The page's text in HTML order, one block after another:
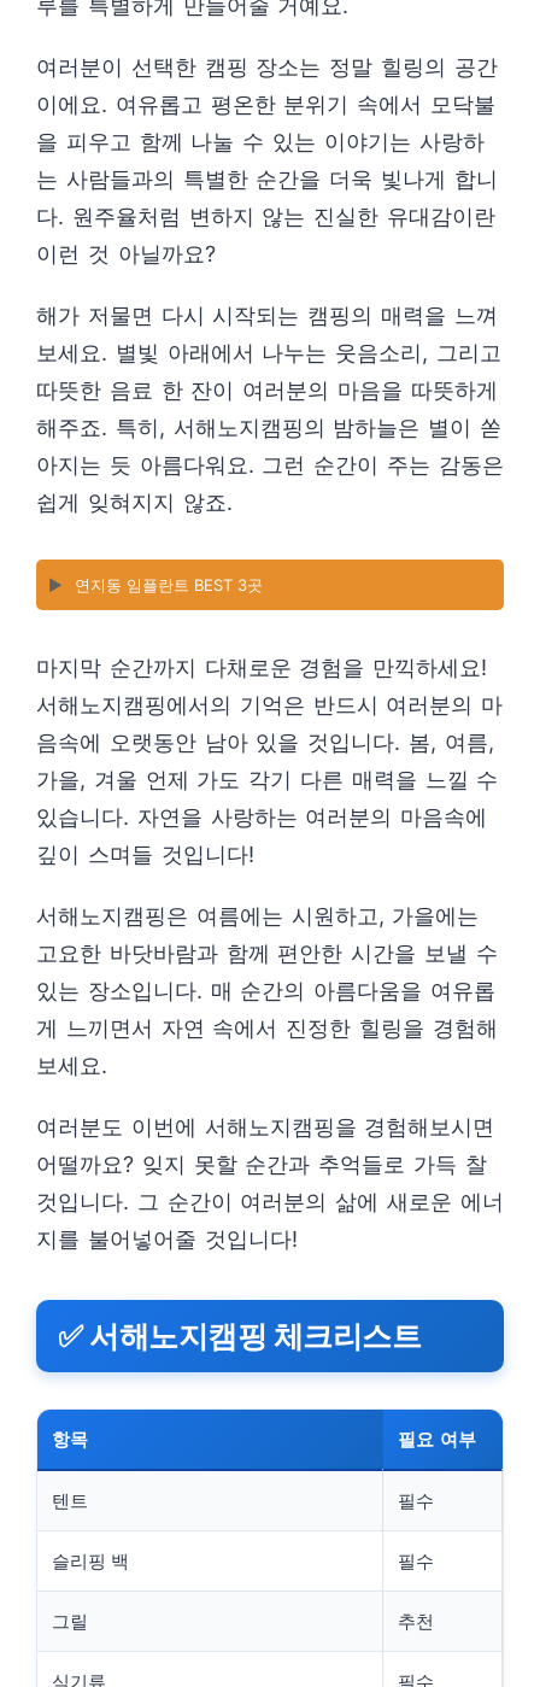
루를 특별하게 만들어줄 거예요.
여러분이 선택한 캠핑 장소는 정말 힐링의 공간
이에요. 여유롭고 평온한 분위기 속에서 모닥불
을 피우고 함께 나눌 수 있는 이야기는 사랑하
는 사람들과의 특별한 순간을 더욱 빛나게 합니
다. 원주율처럼 변하지 않는 진실한 유대감이란
이런 것 아닐까요?
해가 저물면 다시 시작되는 캠핑의 매력을 느껴
보세요. 별빛 아래에서 나누는 웃음소리, 그리고
따뜻한 음료 한 잔이 여러분의 마음을 따뜻하게
해주죠. 특히, 서해노지캠핑의 밤하늘은 별이 쏟
아지는 듯 아름다워요. 그런 순간이 주는 감동은
쉽게 잊혀지지 않죠.
▶️ 연지동 임플란트 BEST 3곳
마지막 순간까지 다채로운 경험을 만끽하세요!
서해노지캠핑에서의 기억은 반드시 여러분의 마
음속에 오랫동안 남아 있을 것입니다. 봄, 여름,
가을, 겨울 언제 가도 각기 다른 매력을 느낄 수
있습니다. 자연을 사랑하는 여러분의 마음속에
깊이 스며들 것입니다!
서해노지캠핑은 여름에는 시원하고, 가을에는
고요한 바닷바람과 함께 편안한 시간을 보낼 수
있는 장소입니다. 매 순간의 아름다움을 여유롭
게 느끼면서 자연 속에서 진정한 힐링을 경험해
보세요.
여러분도 이번에 서해노지캠핑을 경험해보시면
어떨까요? 잊지 못할 순간과 추억들로 가득 찰
것입니다. 그 순간이 여러분의 삶에 새로운 에너
지를 불어넣어줄 것입니다!
✅ 서해노지캠핑 체크리스트
항목 필요 여부
텐트 필수
슬리핑 백 필수
그릴 추천
식기류 필수